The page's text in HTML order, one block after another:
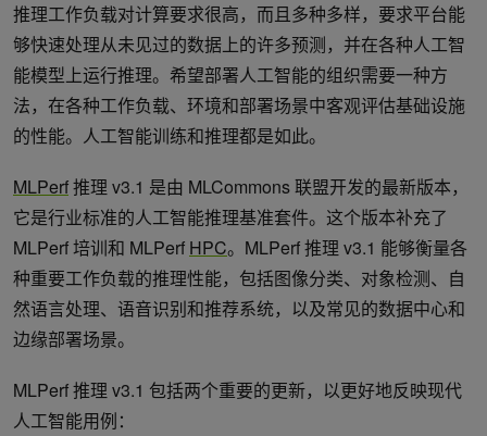
推理工作负载对计算要求很高，而且多种多样，要求平台能
够快速处理从未见过的数据上的许多预测，并在各种人工智
能模型上运行推理。希望部署人工智能的组织需要一种方
法，在各种工作负载、环境和部署场景中客观评估基础设施
的性能。人工智能训练和推理都是如此。
MLPerf推理 v3.1 是由 MLCommons 联盟开发的最新版本，
它是行业标准的人工智能推理基准套件。这个版本补充了
MLPerf 培训和 MLPerf HPC。MLPerf 推理 v3.1 能够衡量各
种重要工作负载的推理性能，包括图像分类、对象检测、自
然语言处理、语音识别和推荐系统，以及常见的数据中心和
边缘部署场景。
MLPerf 推理 v3.1 包括两个重要的更新，以更好地反映现代
人工智能用例：